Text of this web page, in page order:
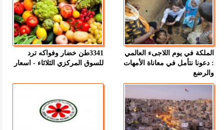
الملكة في يوم اللاجىء العالمي
: دعونا نتأمل في معاناة الأمهات
والرضع
3341طن خضار وفواكه ترد
للسوق المركزي الثلاثاء - اسعار